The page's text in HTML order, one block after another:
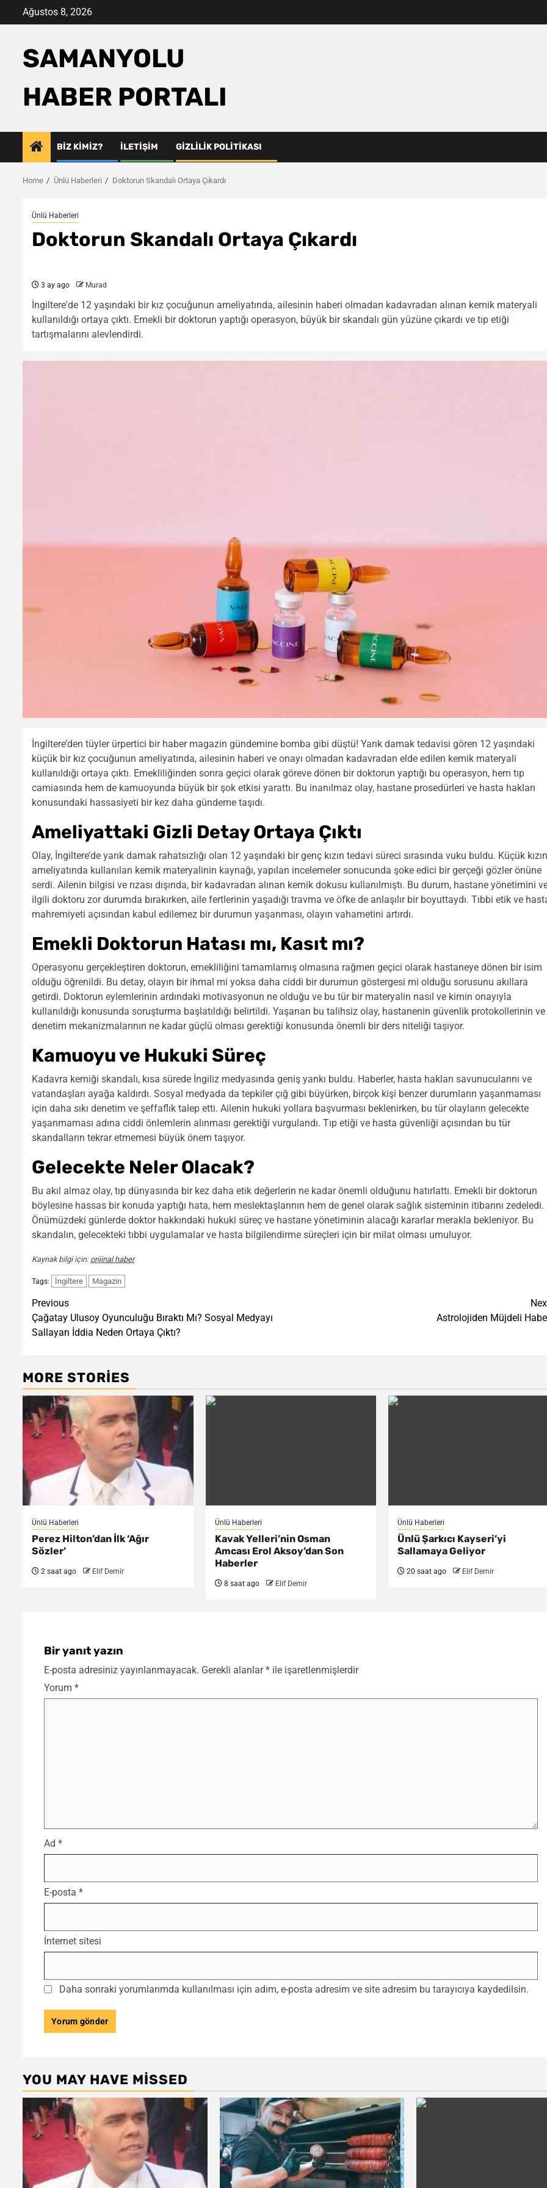
Ağustos 8, 2026
SAMANYOLU
HABER PORTALI
BIZ KIMIZ? İLETIŞIM GIZLILIK POLITIKASI
Home Ünlü Haberleri Doktorun Skandalı Ortaya Çıkardı
Ünlü Haberleri
Doktorun Skandalı Ortaya Çıkardı
3 ay ago Murad
İngiltere'de 12 yaşındaki bir kız çocuğunun ameliyatında, ailesinin haberi olmadan kadavradan alınan kemik materyali
kullanıldığı ortaya çıktı. Emekli bir doktorun yaptığı operasyon, büyük bir skandalı gün yüzüne çıkardı ve tıp etiği
tartışmalarını alevlendirdi.
İngiltere’den tüyler ürpertici bir haber magazin gündemine bomba gibi düştü! Yarık damak tedavisi gören 12 yaşındaki
küçük bir kız çocuğunun ameliyatında, ailesinin haberi ve onayı olmadan kadavradan elde edilen kemik materyali
kullanıldığı ortaya çıktı. Emekliliğinden sonra geçici olarak göreve dönen bir doktorun yaptığı bu operasyon, hem tıp
camiasında hem de kamuoyunda büyük bir şok etkisi yarattı. Bu inanılmaz olay, hastane prosedürleri ve hasta hakları
konusundaki hassasiyeti bir kez daha gündeme taşıdı.
Ameliyattaki Gizli Detay Ortaya Çıktı
Olay, İngiltere’de yarık damak rahatsızlığı olan 12 yaşındaki bir genç kızın tedavi süreci sırasında vuku buldu. Küçük kızın
ameliyatında kullanılan kemik materyalinin kaynağı, yapılan incelemeler sonucunda şoke edici bir gerçeği gözler önüne
serdi. Ailenin bilgisi ve rızası dışında, bir kadavradan alınan kemik dokusu kullanılmıştı. Bu durum, hastane yönetimini
ilgili doktoru zor durumda bırakırken, aile fertlerinin yaşadığı travma ve öfke de anlaşılır bir boyuttaydı. Tıbbi etik ve
mahremiyeti açısından kabul edilemez bir durumun yaşanması, olayın vahametini artırdı.
Emekli Doktorun Hatası mı, Kasıt mı?
Operasyonu gerçekleştiren doktorun, emekliliğini tamamlamış olmasına rağmen geçici olarak hastaneye dönen bir isim
olduğu öğrenildi. Bu detay, olayın bir ihmal mi yoksa daha ciddi bir durumun göstergesi mi olduğu sorusunu akıllara
getirdi. Doktorun eylemlerinin ardındaki motivasyonun ne olduğu ve bu tür bir materyalin nasıl ve kimin onayıyla
kullanıldığı konusunda soruşturma başlatıldığı belirtildi. Yaşanan bu talihsiz olay, hastanenin güvenlik protokollerinin ve
denetim mekanizmalarının ne kadar güçlü olması gerektiği konusunda önemli bir ders niteliği taşıyor.
Kamuoyu ve Hukuki Süreç
Kadavra kemiği skandalı, kısa sürede İngiliz medyasında geniş yankı buldu. Haberler, hasta hakları savunucularını ve
vatandaşları ayağa kaldırdı. Sosyal medyada da tepkiler çığ gibi büyürken, birçok kişi benzer durumların yaşanmaması
için daha sıkı denetim ve şeffaflık talep etti. Ailenin hukuki yollara başvurması beklenirken, bu tür olayların gelecekte
yaşanmaması adına ciddi önlemlerin alınması gerektiği vurgulandı. Tıp etiği ve hasta güvenliği açısından bu tür
skandalların tekrar etmemesi büyük önem taşıyor.
Gelecekte Neler Olacak?
Bu akıl almaz olay, tıp dünyasında bir kez daha etik değerlerin ne kadar önemli olduğunu hatırlattı. Emekli bir doktorun
böylesine hassas bir konuda yaptığı hata, hem meslektaşlarının hem de genel olarak sağlık sisteminin itibarını zedeledi.
Önümüzdeki günlerde doktor hakkındaki hukuki süreç ve hastane yönetiminin alacağı kararlar merakla bekleniyor. Bu
skandalın, gelecekteki tıbbi uygulamalar ve hasta bilgilendirme süreçleri için bir milat olması umuluyor.
Kaynak bilgi için: orijinal haber
Tags: İngiltere Magazin
Post
navigation
Previous
Çağatay Ulusoy Oyunculuğu Bıraktı Mı? Sosyal Medyayı
Sallayan İddia Neden Ortaya Çıktı?
Astrolojiden Müjdeli
MORE STORIES
Ünlü Haberleri
Perez Hilton’dan İlk ‘Ağır
Sözler’
2 saat ago Elif Demir
Ünlü Haberleri
Kavak Yelleri’nin Osman
Amcası Erol Aksoy’dan Son
Haberler
8 saat ago Elif Demir
Ünlü Haberleri
Ünlü Şarkıcı Kayseri’yi
Sallamaya Geliyor
20 saat ago Elif Demir
Bir yanıt yazın
E-posta adresiniz yayınlanmayacak. Gerekli alanlar* ile işaretlenmişlerdir
Yorum *
Ad *
E-posta *
İnternet sitesi
Daha sonraki yorumlarımda kullanılması için adım, e-posta adresim ve site adresim bu tarayıcıya kaydedilsin.
YOU MAY HAVE MISSED